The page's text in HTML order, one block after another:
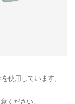
使用しています。
ください。